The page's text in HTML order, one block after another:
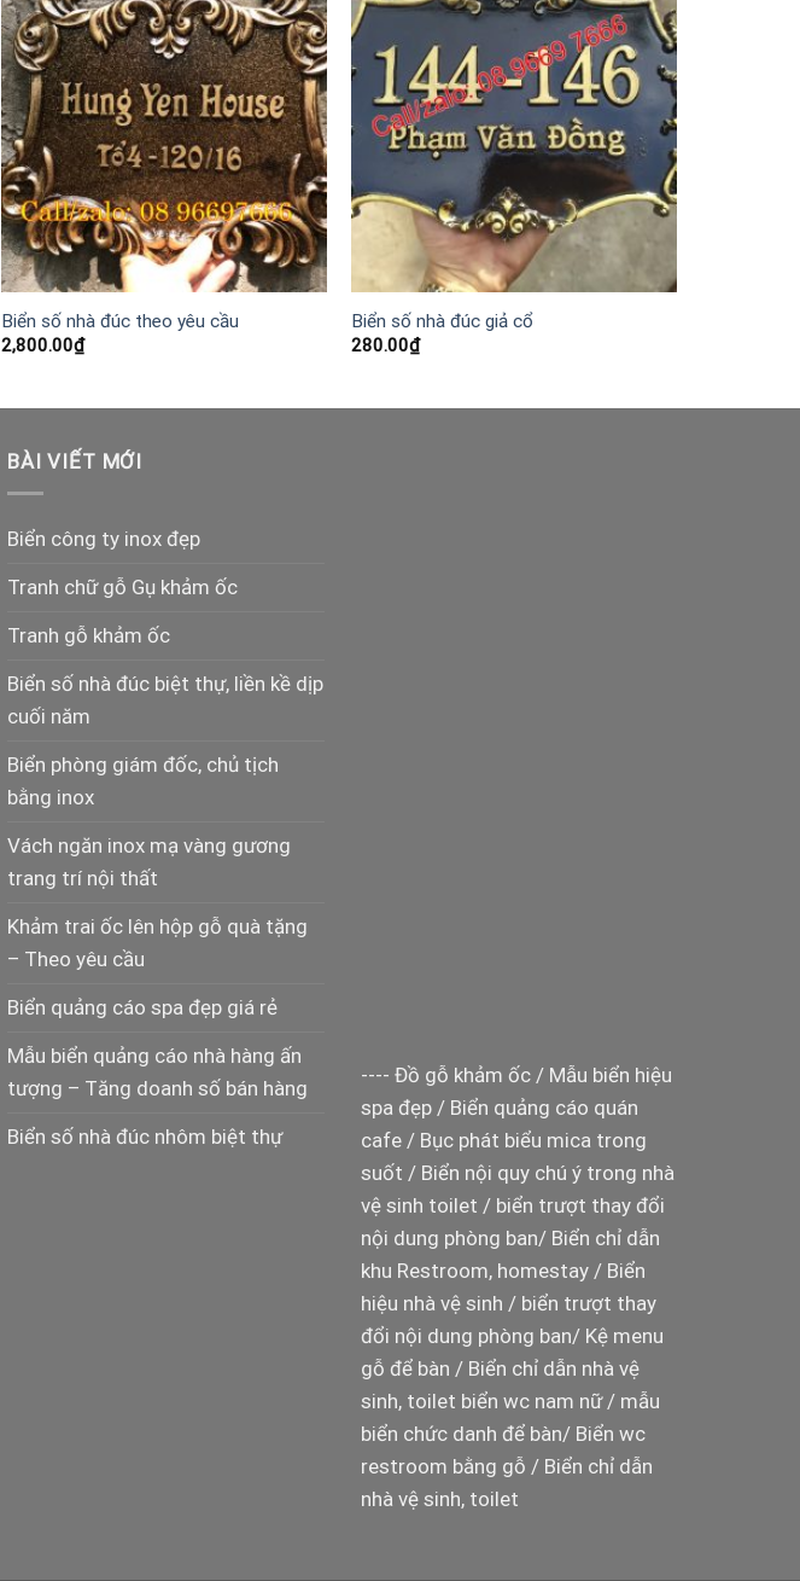
Biển số nhà đúc theo yêu cầu
2,800.00₫
Biển số nhà đúc giả cổ
280.00₫
BÀI VIẾT MỚI
Biển công ty inox đẹp
Tranh chữ gỗ Gụ khảm ốc
Tranh gỗ khảm ốc
Biển số nhà đúc biệt thự, liền kề dịp
cuối năm
Biển phòng giám đốc, chủ tịch
bằng inox
Vách ngăn inox mạ vàng gương
trang trí nội thất
Khảm trai ốc lên hộp gỗ quà tặng
– Theo yêu cầu
Biển quảng cáo spa đẹp giá rẻ
Mẫu biển quảng cáo nhà hàng ấn
tượng – Tăng doanh số bán hàng
Biển số nhà đúc nhôm biệt thự
---- Đồ gỗ khảm ốc/ Mẫu biển hiệu
spa đẹp/ Biển quảng cáo quán
cafe/ Bục phát biểu mica trong
suốt / Biển nội quy chú ý trong nhà
vệ sinh toilet / biển trượt thay đổi
nội dung phòng ban/ Biển chỉ dẫn
khu Restroom, homestay/ Biển
hiệu nhà vệ sinh / biển trượt thay
đổi nội dung phòng ban/ Kệ menu
gỗ để bàn / Biển chỉ dẫn nhà vệ
sinh, toilet biển wc nam nữ/ mẫu
biển chức danh để bàn/ Biển wc
restroom bằng gỗ / Biển chỉ dẫn
nhà vệ sinh, toilet